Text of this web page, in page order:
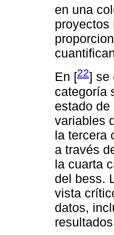
en una
proyectos
En [22] se
categoría
estado
variables
la tercera
a través
la cuarta
del bess.
vista
datos,